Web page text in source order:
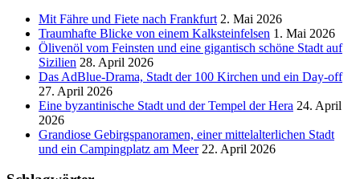
Mit Fähre und Fiete nach Frankfurt 2. Mai 2026
Traumhafte Blicke von einem Kalksteinfelsen 1. Mai 2026
Ölivenöl vom Feinsten und eine gigantisch schöne Stadt auf
Sizilien 28. April 2026
Das AdBlue-Drama, Stadt der 100 Kirchen und ein Day-off
27. April 2026
Eine byzantinische Stadt und der Tempel der Hera 24. April
2026
Grandiose Gebirgspanoramen, einer mittelalterlichen Stadt
und ein Campingplatz am Meer 22. April 2026